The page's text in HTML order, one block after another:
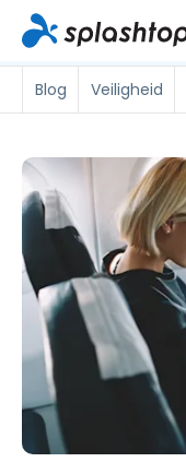
Blog Veiligheid